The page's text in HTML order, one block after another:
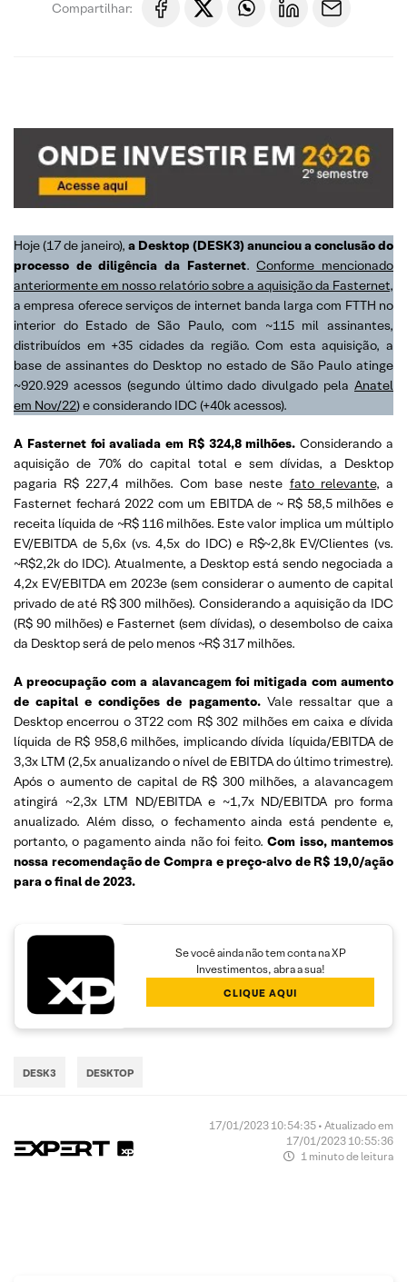
Compartilhar:
Hoje (17 de janeiro), a Desktop (DESK3) anunciou a conclusão do
processo de diligência da Fasternet.Conforme mencionado
anteriormente em nosso relatório sobre a aquisição da Fasternet,
a empresa oferece serviços de internet banda larga com FTTH no
interior do Estado de São Paulo, com ~115 mil assinantes,
distribuídos em +35 cidades da região. Com esta aquisição, a
base de assinantes do Desktop no estado de São Paulo atinge
~920.929 acessos (segundo último dado divulgado pela Anatel
em Nov/22) e considerando IDC (+40k acessos).
A Fasternet foi avaliada em R$ 324,8 milhões.Considerando a
aquisição de 70% do capital total e sem dívidas, a Desktop
pagaria R$ 227,4 milhões. Com base neste fato relevante, a
Fasternet fechará 2022 com um EBITDA de ~ R$ 58,5 milhões e
receita líquida de ~R$ 116 milhões. Este valor implica um múltiplo
EV/EBITDA de 5,6x (vs. 4,5x do IDC) e R$~2,8k EV/Clientes (vs.
~R$2,2k do IDC). Atualmente, a Desktop está sendo negociada a
4,2x EV/EBITDA em 2023e (sem considerar o aumento de capital
privado de até R$ 300 milhões). Considerando a aquisição da IDC
(R$ 90 milhões) e Fasternet (sem dívidas), o desembolso de caixa
da Desktop será de pelo menos ~R$ 317 milhões.
A preocupação com a alavancagem foi mitigada com aumento
de capital e condições de pagamento.Vale ressaltar que a
Desktop encerrou o 3T22 com R$ 302 milhões em caixa e dívida
líquida de R$ 958,6 milhões, implicando dívida líquida/EBITDA de
3,3x LTM (2,5x anualizando o nível de EBITDA do último trimestre).
Após o aumento de capital de R$ 300 milhões, a alavancagem
atingirá ~2,3x LTM ND/EBITDA e ~1,7x ND/EBITDA pro forma
anualizado. Além disso, o fechamento ainda está pendente e,
portanto, o pagamento ainda não foi feito.Com isso, mantemos
nossa recomendação de Compra e preço-alvo de R$ 19,0/ação
para o final de 2023.
Se você ainda não tem conta na XP
Investimentos, abra a sua!
CLIQUE AQUI
DESK3 DESKTOP
17/01/2023 10:54:35 • Atualizado em
17/01/2023 10:55:36
1 minuto de leitura